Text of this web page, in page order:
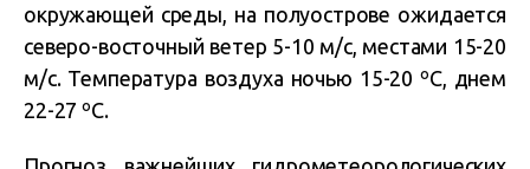
окружающей среды, на полуострове ожидается
северо-восточный ветер 5-10 м/с, местами 15-20
м/с. Температура воздуха ночью 15-20 ºС, днем
22-27 ºС.